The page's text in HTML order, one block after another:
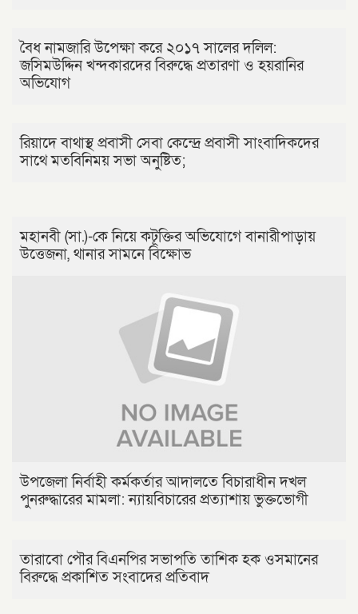
বৈধ নামজারি উপেক্ষা করে ২০১৭ সালের দলিল:
জসিমউদ্দিন খন্দকারদের বিরুদ্ধে প্রতারণা ও হয়রানির
অভিযোগ
রিয়াদে বাথাস্থ প্রবাসী সেবা কেন্দ্রে প্রবাসী সাংবাদিকদের
সাথে মতবিনিময় সভা অনুষ্টিত;
মহানবী (সা.)-কে নিয়ে কটূক্তির অভিযোগে বানারীপাড়ায়
উত্তেজনা, থানার সামনে বিক্ষোভ
উপজেলা নির্বাহী কর্মকর্তার আদালতে বিচারাধীন দখল
পুনরুদ্ধারের মামলা: ন্যায়বিচারের প্রত্যাশায় ভুক্তভোগী
তারাবো পৌর বিএনপির সভাপতি তাশিক হক ওসমানের
বিরুদ্ধে প্রকাশিত সংবাদের প্রতিবাদ